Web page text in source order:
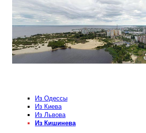
Из Одессы
Из Киева
Из Львова
Из Кишинева